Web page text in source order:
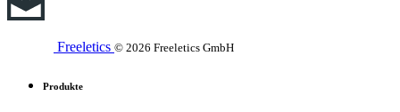
Freeletics © 2026 Freeletics GmbH
Produkte